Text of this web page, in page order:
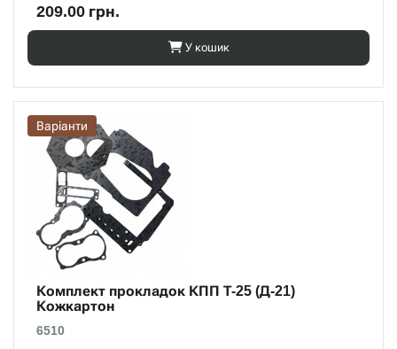
209.00 грн.
У кошик
Варіанти
Комплект прокладок КПП Т-25 (Д-21)
Кожкартон
6510